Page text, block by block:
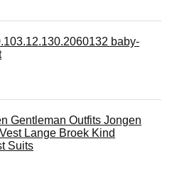
baby-
Gentleman Outfits Jongen
Lange Broek Kind
Suits